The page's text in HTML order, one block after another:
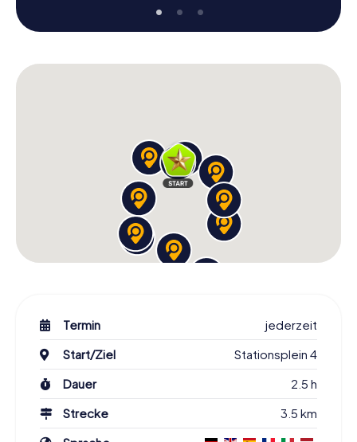
Termin
jederzeit
Start/Ziel
Stationsplein 4
Dauer
2.5 h
Strecke
3.5 km